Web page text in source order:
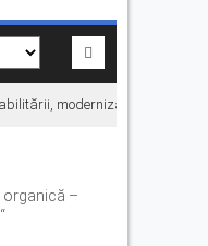
modernizării și extinderii
organică –